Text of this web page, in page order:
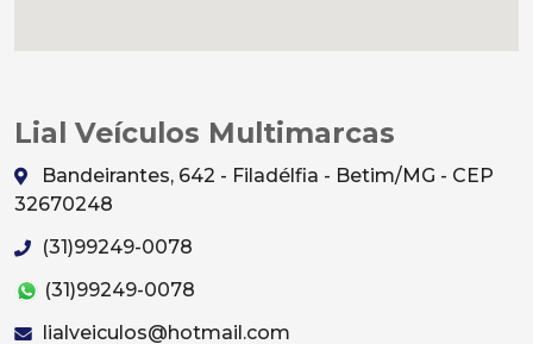
Lial Veículos Multimarcas
Bandeirantes, 642 - Filadélfia - Betim/MG - CEP
32670248
(31)99249-0078
(31)99249-0078
lialveiculos@hotmail.com